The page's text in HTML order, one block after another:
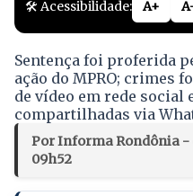
🛠️ Acessibilidade: A+
Sentença foi proferida
ação do MPRO; crimes
de vídeo em rede social
compartilhadas via
Por Informa Rondônia
09h52